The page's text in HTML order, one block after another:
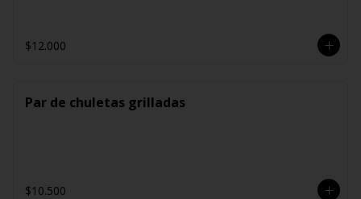
$12.000
Par de chuletas grilladas
$10.500